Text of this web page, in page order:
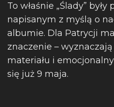
To właśnie „Ślady”
napisanym z myślą o
albumie. Dla Patrycji
znaczenie –
materiału i
się już 9 maja.